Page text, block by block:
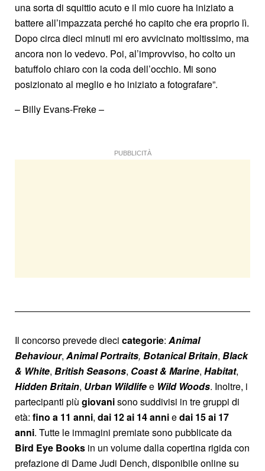
una sorta di squittio acuto e il mio cuore ha iniziato a
battere all’impazzata perché ho capito che era proprio lì.
Dopo circa dieci minuti mi ero avvicinato moltissimo, ma
ancora non lo vedevo. Poi, al’improvviso, ho colto un
batuffolo chiaro con la coda dell’occhio. Mi sono
posizionato al meglio e ho iniziato a fotografare”.
– Billy Evans-Freke –
PUBBLICITÀ
Il concorso prevede dieci categorie: Animal
Behaviour, Animal Portraits, Botanical Britain, Black
& White, British Seasons, Coast & Marine, Habitat,
HiddenBritain, Urban Wildlifee Wild Woods. Inoltre, i
partecipanti più giovanisono suddivisi in tre gruppi di
età: fino a 11 anni, dai 12 ai 14 anniedai 15 ai 17
anni. Tutte le immagini premiate sono pubblicate da
Bird Eye Books in un volume dalla copertina rigida con
prefazione di Dame Judi Dench, disponibile online su